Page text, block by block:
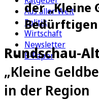
Aus aller Welt
Politik
Wirtschaft
Newsletter
E-Paper
der „Kleine
Bedürftigen
Rundschau-
„Kleine
in der Region